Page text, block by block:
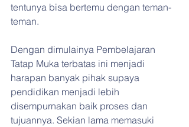
tentunya bisa bertemu dengan teman-
teman.
Dengan dimulainya Pembelajaran
Tatap Muka terbatas ini menjadi
harapan banyak pihak supaya
pendidikan menjadi lebih
disempurnakan baik proses dan
tujuannya. Sekian lama memasuki